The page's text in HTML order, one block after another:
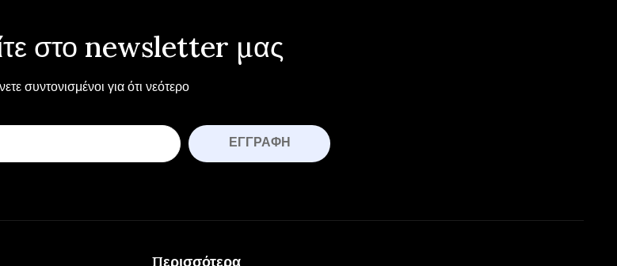
στο newsletter μας
συντονισμένοι για ότι νεότερο
ΕΓΓΡΑΦΉ
Περισσότερα